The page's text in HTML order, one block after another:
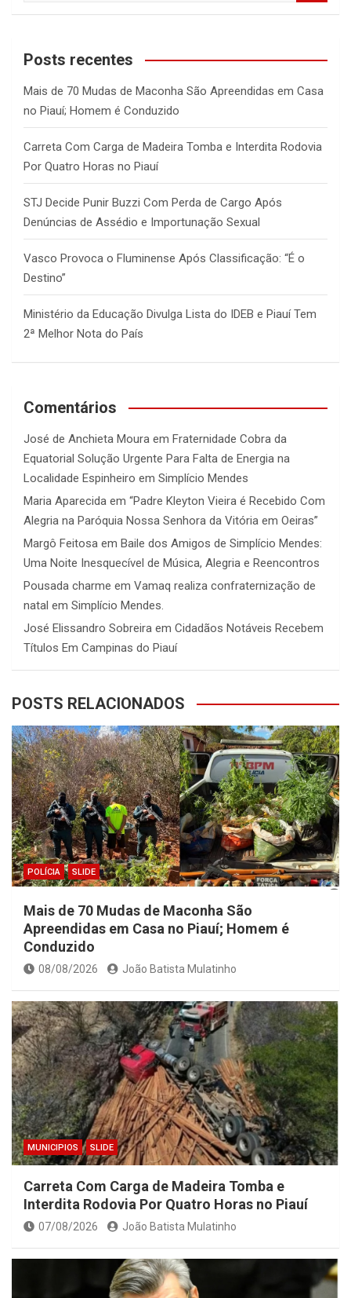
a
c
Posts recentes
Mais de 70 Mudas de Maconha São Apreendidas em Casa
no Piauí; Homem é Conduzido
Carreta Com Carga de Madeira Tomba e Interdita Rodovia
Por Quatro Horas no Piauí
STJ Decide Punir Buzzi Com Perda de Cargo Após
Denúncias de Assédio e Importunação Sexual
Vasco Provoca o Fluminense Após Classificação: “É o
Destino”
Ministério da Educação Divulga Lista do IDEB e Piauí Tem
2ª Melhor Nota do País
Comentários
José de Anchieta Moura em Fraternidade Cobra da
Equatorial Solução Urgente Para Falta de Energia na
Localidade Espinheiro em Simplício Mendes
Maria Aparecida em “Padre Kleyton Vieira é Recebido Com
Alegria na Paróquia Nossa Senhora da Vitória em Oeiras”
Margô Feitosa em Baile dos Amigos de Simplício Mendes:
Uma Noite Inesquecível de Música, Alegria e Reencontros
Pousada charme em Vamaq realiza confraternização de
natal em Simplício Mendes.
José Elissandro Sobreira em Cidadãos Notáveis Recebem
Títulos Em Campinas do Piauí
POSTS RELACIONADOS
POLÍCIA SLIDE
Mais de 70 Mudas de Maconha São
Apreendidas em Casa no Piauí; Homem é
Conduzido
08/08/2026 João Batista Mulatinho
MUNICIPIOS SLIDE
Carreta Com Carga de Madeira Tomba e
Interdita Rodovia Por Quatro Horas no Piauí
07/08/2026 João Batista Mulatinho